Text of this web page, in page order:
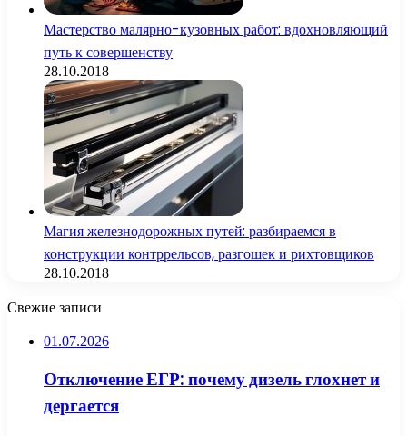
Мастерство малярно-кузовных работ: вдохновляющий
путь к совершенству
28.10.2018
Магия железнодорожных путей: разбираемся в
конструкции контррельсов, разгошек и рихтовщиков
28.10.2018
Свежие записи
01.07.2026
Отключение ЕГР: почему дизель глохнет и
дергается